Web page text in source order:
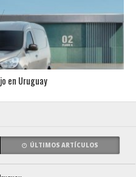
en Uruguay
ÚLTIMOS ARTÍCULOS